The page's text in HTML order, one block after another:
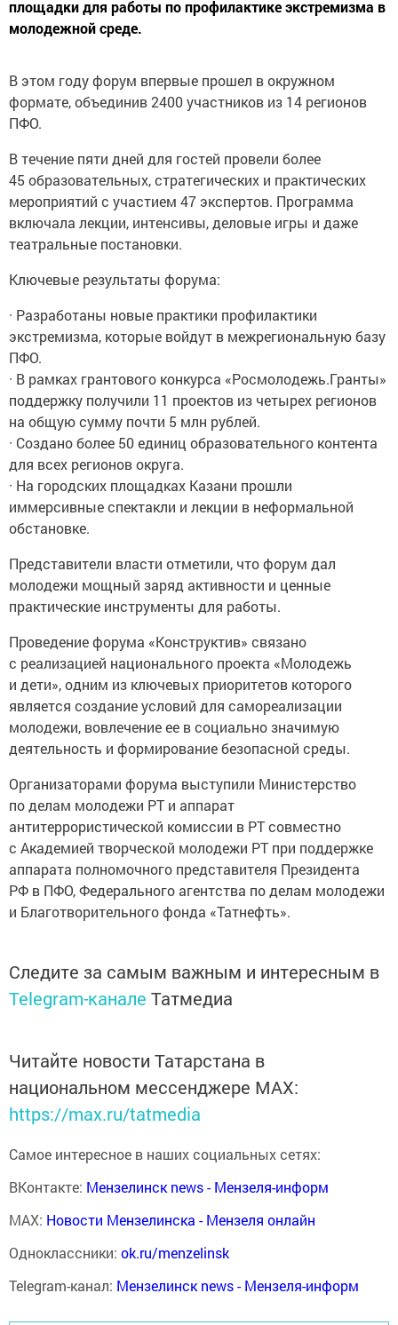
площадки для работы по профилактике экстремизма в
молодежной среде.
В этом году форум впервые прошел в окружном
формате, объединив 2400 участников из 14 регионов
ПФО.
В течение пяти дней для гостей провели более
45 образовательных, стратегических и практических
мероприятий с участием 47 экспертов. Программа
включала лекции, интенсивы, деловые игры и даже
театральные постановки.
Ключевые результаты форума:
· Разработаны новые практики профилактики
экстремизма, которые войдут в межрегиональную базу
ПФО.
· В рамках грантового конкурса «Росмолодежь.Гранты»
поддержку получили 11 проектов из четырех регионов
на общую сумму почти 5 млн рублей.
· Создано более 50 единиц образовательного контента
для всех регионов округа.
· На городских площадках Казани прошли
иммерсивные спектакли и лекции в неформальной
обстановке.
Представители власти отметили, что форум дал
молодежи мощный заряд активности и ценные
практические инструменты для работы.
Проведение форума «Конструктив» связано
с реализацией национального проекта «Молодежь
и дети», одним из ключевых приоритетов которого
является создание условий для самореализации
молодежи, вовлечение ее в социально значимую
деятельность и формирование безопасной среды.
Организаторами форума выступили Министерство
по делам молодежи РТ и аппарат
антитеррористической комиссии в РТ совместно
с Академией творческой молодежи РТ при поддержке
аппарата полномочного представителя Президента
РФ в ПФО, Федерального агентства по делам молодежи
и Благотворительного фонда «Татнефть».
Следите за самым важным и интересным в
Telegram-канале Татмедиа
Читайте новости Татарстана в
национальном мессенджере MАХ:
https://max.ru/tatmedia
Самое интересное в наших социальных сетях:
ВКонтакте: Мензелинск news - Мензеля-информ
MAX: Новости Мензелинска - Мензеля онлайн
Одноклассники: ok.ru/menzelinsk
Telegram-канал: Мензелинск news - Мензеля-информ